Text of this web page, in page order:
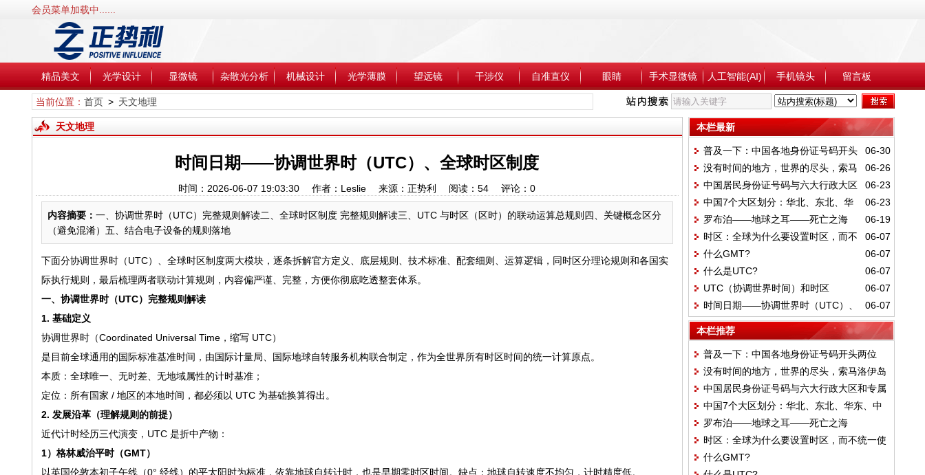
会员菜单加载中......
精品美文 光学设计 显微镜 杂散光分析 机械设计 光学薄膜 望远镜 干涉仪 自准直仪 眼睛 手术显微镜 人工智能(AI) 手机镜头 留言板
当前位置： 首页> 天文地理
天文地理
时间日期——协调世界时（UTC）、全球时区制度
时间：2026-06-07 19:03:30 作者：Leslie 来源：正势利 阅读： 54 评论： 0
内容摘要： 一、协调世界时（UTC）完整规则解读二、全球时区制度 完整规则解读三、UTC 与时区（区时）的联动运算总规则四、关键概念区分
（避免混淆）五、结合电子设备的规则落地
下面分协调世界时（UTC）、全球时区制度两大模块，逐条拆解官方定义、底层规则、技术标准、配套细则、运算逻辑，同时区分理论规则和各国实
际执行规则，最后梳理两者联动计算规则，内容偏严谨、完整，方便你彻底吃透整套体系。
一、协调世界时（UTC）完整规则解读
1. 基础定义
协调世界时（Coordinated Universal Time，缩写 UTC）
是目前全球通用的国际标准基准时间，由国际计量局、国际地球自转服务机构联合制定，作为全世界所有时区时间的统一计算原点。
本质：全球唯一、无时差、无地域属性的计时基准；
定位：所有国家 / 地区的本地时间，都必须以 UTC 为基础换算得出。
2. 发展沿革（理解规则的前提）
近代计时经历三代演变，UTC 是折中产物：
1）格林威治平时（GMT）
以英国伦敦本初子午线（0° 经线）的平太阳时为标准，依靠地球自转计时，也是早期零时区时间。缺点：地球自转速度不均匀，计时精度低。
本栏最新
06-30
普及一下：中国各地身份证号码开头
两位
06-26
没有时间的地方，世界的尽头，索马
洛伊岛
06-23
中国居民身份证号码与六大行政大区
和专属编码段关系
06-23
中国7个大区划分：华北、东北、华
东、中南、西南、西北、其他
06-19
罗布泊——地球之耳——死亡之海
06-07
时区：全球为什么要设置时区，而不
统一使用UTC的原因?
06-07
什么GMT?
06-07
什么是UTC?
06-07
UTC（协调世界时间）和时区
06-07
时间日期——协调世界时（UTC）、
全球时区制度
本栏推荐
普及一下：中国各地身份证号码开头两位
没有时间的地方，世界的尽头，索马洛伊岛
中国居民身份证号码与六大行政大区和专属
编码段关系
中国7个大区划分：华北、东北、华东、中
南、西南、西北、其他
罗布泊——地球之耳——死亡之海
时区：全球为什么要设置时区，而不统一使
用UTC的原因?
什么GMT?